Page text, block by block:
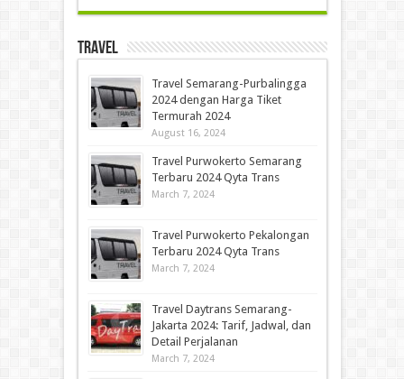
Travel
Travel Semarang-Purbalingga
2024 dengan Harga Tiket
Termurah 2024
August 16, 2024
Travel Purwokerto Semarang
Terbaru 2024 Qyta Trans
March 7, 2024
Travel Purwokerto Pekalongan
Terbaru 2024 Qyta Trans
March 7, 2024
Travel Daytrans Semarang-
Jakarta 2024: Tarif, Jadwal, dan
Detail Perjalanan
March 7, 2024